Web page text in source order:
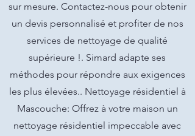
sur mesure. Contactez-nous pour obtenir
un devis personnalisé et profiter de nos
services de nettoyage de qualité
supérieure !. Simard adapte ses
méthodes pour répondre aux exigences
les plus élevées.. Nettoyage résidentiel à
Mascouche: Offrez à votre maison un
nettoyage résidentiel impeccable avec